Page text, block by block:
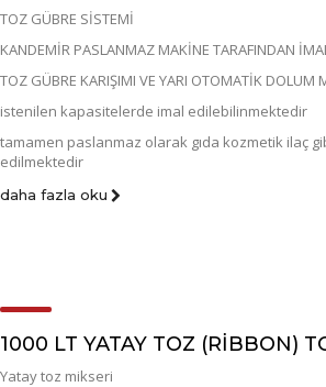
TOZ GÜBRE SİSTEMİ
KANDEMİR PASLANMAZ MAKİNE TARAFINDAN
TOZ GÜBRE KARIŞIMI VE YARI OTOMATİK DOLUM
istenilen kapasitelerde imal edilebilinmektedir
tamamen paslanmaz olarak gıda kozmetik ilaç
edilmektedir
daha fazla oku
1000 LT YATAY TOZ (RİBBON)
Yatay toz mikseri